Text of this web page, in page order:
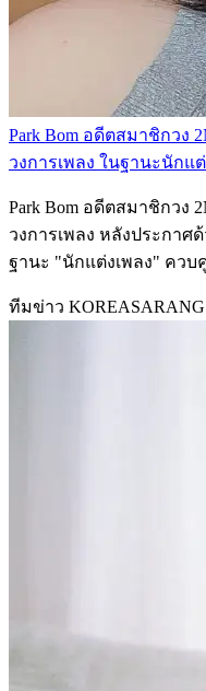
Park Bom อดีตสมาชิกวง
วงการเพลง ในฐานะนักแต่
Park Bom อดีตสมาชิกวง
วงการเพลง หลังประกาศ
ฐานะ "นักแต่งเพลง" ควบ
ทีมข่าว KOREASARANG